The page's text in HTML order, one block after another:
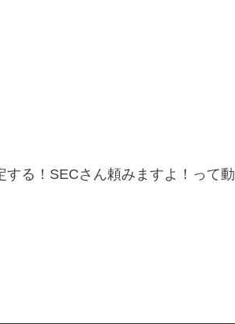
る！SECさん頼みますよ！って動